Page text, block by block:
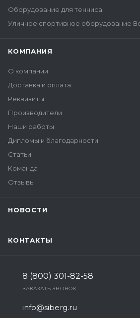
Оборудование для тенниса
Уличное спортивное оборудование
КОМПАНИЯ
О компании
Доставка и оплата
Реквизиты
Производители
Наши работы
Дипломы и благодарности
Статьи
Команда
Отзывы
НОВОСТИ
КОНТАКТЫ
8 (800) 301-82-58
ЗАКАЗАТЬ ЗВОНОК
info@siberg.ru